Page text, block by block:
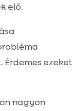
elő.
ezeket
nagyon